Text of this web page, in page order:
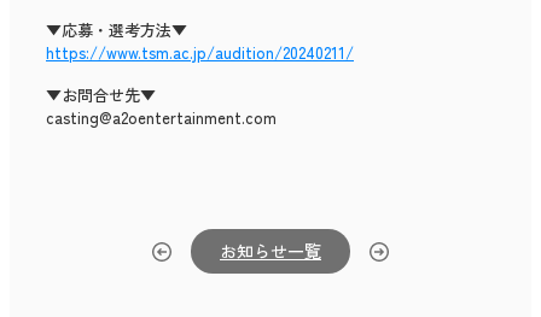
▼応募・選考方法▼
https://www.tsm.ac.jp/audition/20240211/
▼お問合せ先▼
casting@a2oentertainment.com
お知らせ一覧